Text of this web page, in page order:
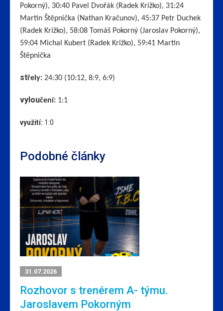
Pokorný), 30:40 Pavel Dvořák (Radek Križko), 31:24
Martin Štěpnička (Nathan Kračunov), 45:37 Petr Duchek
(Radek Križko), 58:08 Tomáš Pokorný (Jaroslav Pokorný),
59:04 Michal Kubert (Radek Križko), 59:41 Martin
Štěpnička
střely: 24:30 (10:12, 8:9, 6:9)
vyloučení: 1:1
využití: 1:0
Podobné články
31.07.2026
Rozhovor s trenérem A- týmu.
Jaroslavem Pokorným